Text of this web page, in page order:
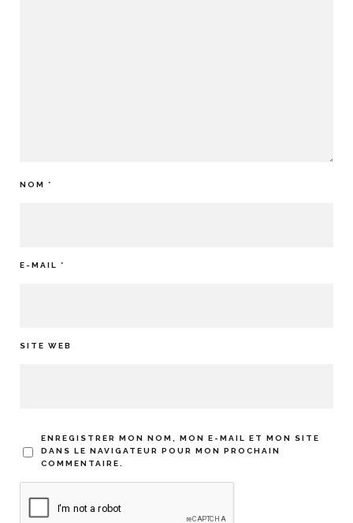
NOM *
E-MAIL *
SITE WEB
ENREGISTRER MON NOM, MON E-MAIL ET MON SITE
DANS LE NAVIGATEUR POUR MON PROCHAIN
COMMENTAIRE.